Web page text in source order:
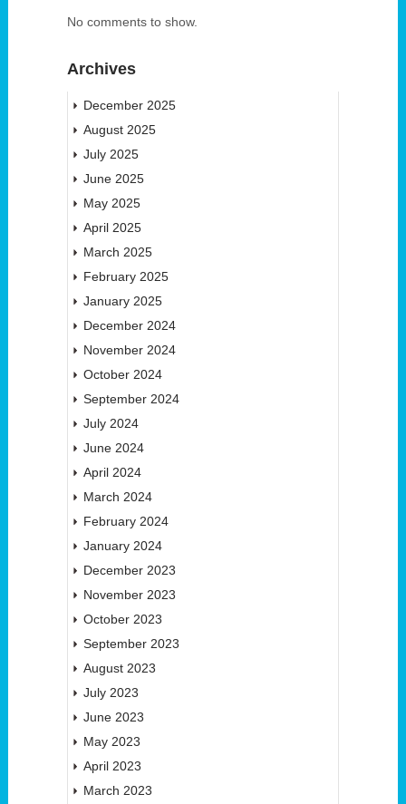
No comments to show.
Archives
December 2025
August 2025
July 2025
June 2025
May 2025
April 2025
March 2025
February 2025
January 2025
December 2024
November 2024
October 2024
September 2024
July 2024
June 2024
April 2024
March 2024
February 2024
January 2024
December 2023
November 2023
October 2023
September 2023
August 2023
July 2023
June 2023
May 2023
April 2023
March 2023